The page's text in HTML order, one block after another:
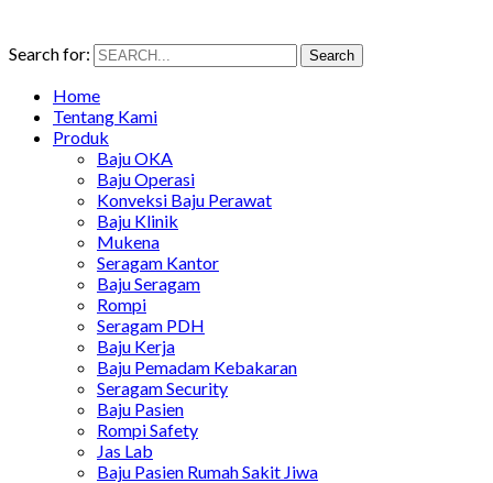
Search for: Search
Home
Tentang Kami
Produk
Baju OKA
Baju Operasi
Konveksi Baju Perawat
Baju Klinik
Mukena
Seragam Kantor
Baju Seragam
Rompi
Seragam PDH
Baju Kerja
Baju Pemadam Kebakaran
Seragam Security
Baju Pasien
Rompi Safety
Jas Lab
Baju Pasien Rumah Sakit Jiwa